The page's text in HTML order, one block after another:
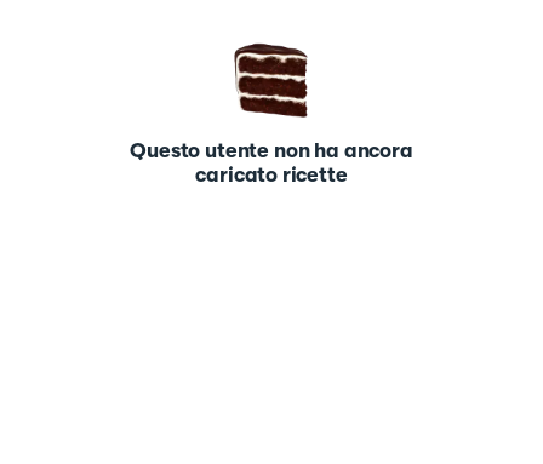
Questo utente non ha ancora
caricato ricette